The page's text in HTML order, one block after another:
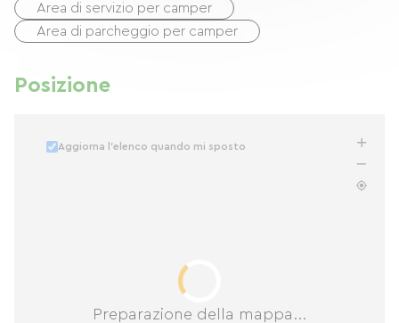
Area di servizio per camper
Area di parcheggio per camper
Posizione
Preparazione della mappa...
Aggiorna l'elenco quando mi sposto